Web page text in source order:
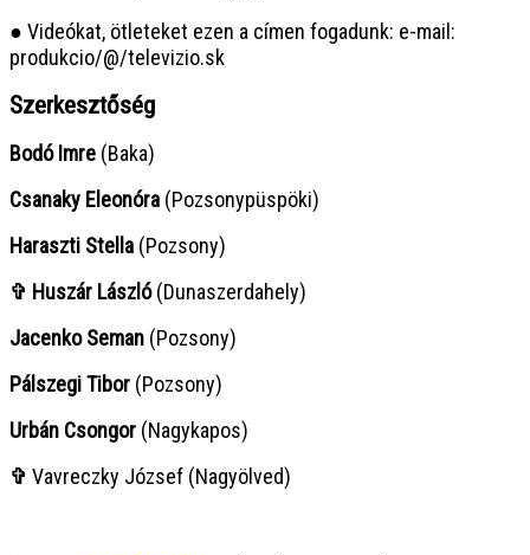
● Videókat, ötleteket ezen a címen fogadunk: e-mail:
produkcio/@/televizio.sk
Szerkesztőség
Bodó Imre (Baka)
Csanaky Eleonóra (Pozsonypüspöki)
Haraszti Stella (Pozsony)
✞ Huszár László(Dunaszerdahely)
Jacenko Seman (Pozsony)
Pálszegi Tibor (Pozsony)
Urbán Csongor (Nagykapos)
✞ Vavreczky József (Nagyölved)